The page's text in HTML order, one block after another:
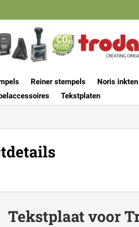
Reiner stempels Noris inkten
Tekstplaten
Tekstplaat voor